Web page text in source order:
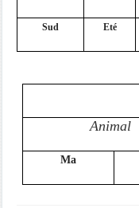
Sud Eté
Animal
Ma